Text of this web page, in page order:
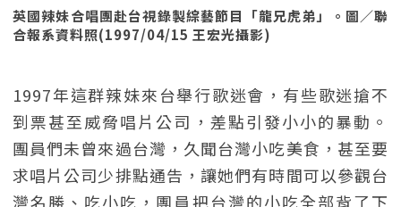
英國辣妹合唱團赴台視錄製綜藝節目「龍兄虎弟」。圖／聯
合報系資料照(1997/04/15 王宏光攝影)
1997年這群辣妹來台舉行歌迷會，有些歌迷搶不
到票甚至威脅唱片公司，差點引發小小的暴動。
團員們未曾來過台灣，久聞台灣小吃美食，甚至要
求唱片公司少排點通告，讓她們有時間可以參觀台
灣名勝、吃小吃，團員把台灣的小吃全部背了下